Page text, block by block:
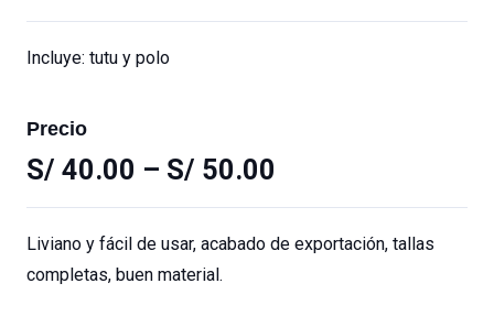
Incluye: tutu y polo
Precio
S/ 40.00 – S/ 50.00
Liviano y fácil de usar, acabado de exportación, tallas
completas, buen material.